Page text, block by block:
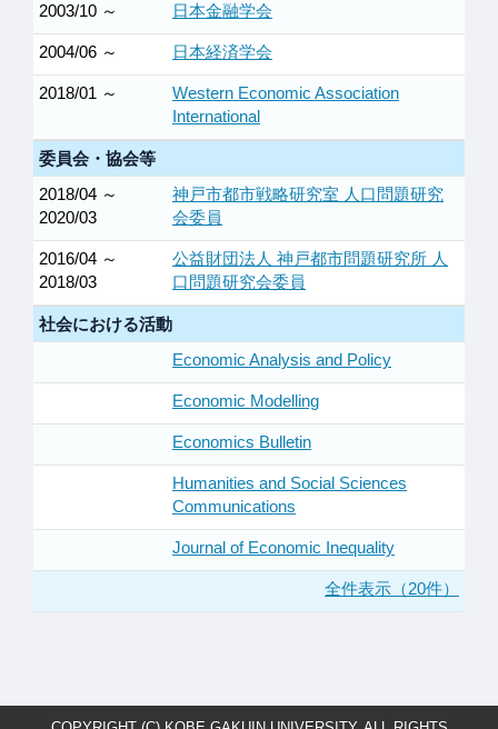
2003/10 ～
日本金融学会
2004/06 ～ 日本経済学会
2018/01 ～
Western Economic Association
International
委員会・協会等
2018/04 ～
2020/03
神戸市都市戦略研究室 人口問題研究
会委員
2016/04 ～
2018/03
公益財団法人 神戸都市問題研究所 人
口問題研究会委員
社会における活動
Economic Analysis and Policy
Economic Modelling
Economics Bulletin
Humanities and Social Sciences
Communications
Journal of Economic Inequality
全件表示（20件）